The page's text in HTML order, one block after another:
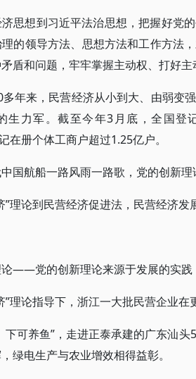
思想到习近平法治思想，把握好党
的领导方法、思想方法和工作方法
盾和问题，牢牢掌握主动权、打好主
年来，民营经济从小到大、由弱变
生力军。截至今年3月底，全国登
在册个体工商户超过1.25亿户。
国航船一路风雨一路歌，党的创新理
”理论到民营经济促进法，民营经济发
——党的创新理论来源于发展的实践
”理论指导下，浙江一大批民营企业在
下可养鱼”，走进正泰承建的广东汕
绿电生产与农业增效相得益彰。